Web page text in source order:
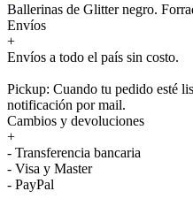
Ballerinas de Glitter negro.
Envíos
+
Envíos a todo el país sin costo.
Pickup: Cuando tu pedido esté
notificación por mail.
Cambios y devoluciones
+
- Transferencia bancaria
- Visa y Master
- PayPal